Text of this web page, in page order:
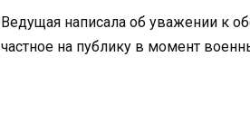
Ведущая написала об уважении к
частное на публику в момент